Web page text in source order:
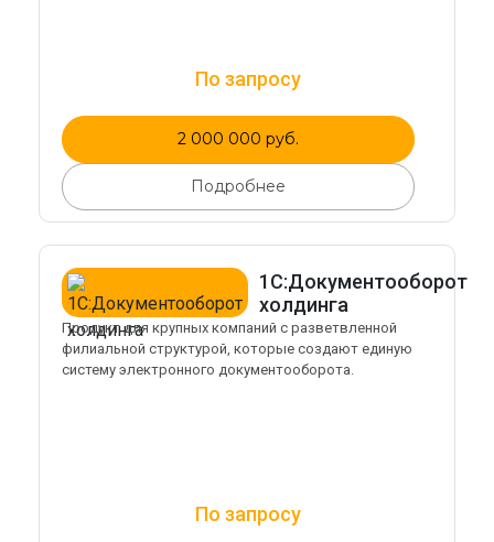
По запросу
2 000 000 руб.
Подробнее
1С:Документооборот
холдинга
Продукт для крупных компаний с разветвленной
филиальной структурой, которые создают единую
систему электронного документооборота.
По запросу